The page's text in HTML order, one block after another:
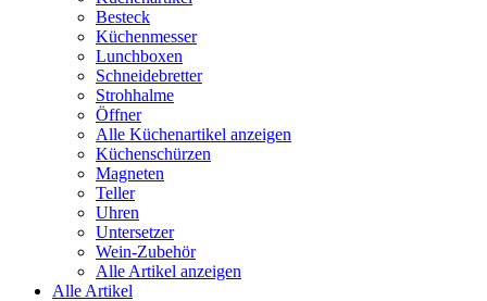
Besteck
Küchenmesser
Lunchboxen
Schneidebretter
Strohhalme
Öffner
Alle Küchenartikel anzeigen
Küchenschürzen
Magneten
Teller
Uhren
Untersetzer
Wein-Zubehör
Alle Artikel anzeigen
Alle Artikel